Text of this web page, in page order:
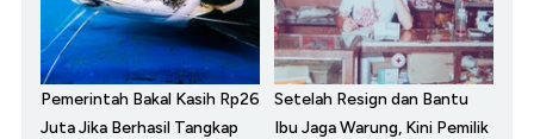
Pemerintah Bakal Kasih Rp26
Juta Jika Berhasil Tangkap
Setelah Resign dan Bantu
Ibu Jaga Warung, Kini Pemilik